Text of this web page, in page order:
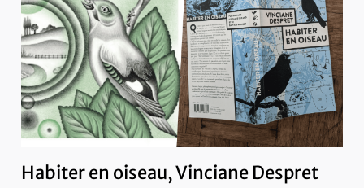
Habiter en oiseau, Vinciane Despret